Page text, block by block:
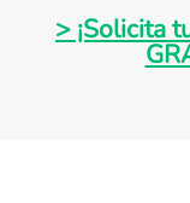
> ¡Solicita